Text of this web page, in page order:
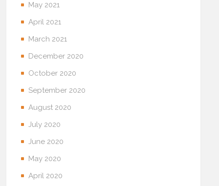
May 2021
April 2021
March 2021
December 2020
October 2020
September 2020
August 2020
July 2020
June 2020
May 2020
April 2020